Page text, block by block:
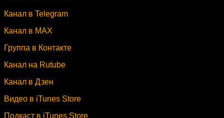
Канал в Telegram
Канал в MAX
Группа в Контакте
Канал на Rutube
Канал в Дзен
Видео в iTunes Store
Подкаст в iTunes Store